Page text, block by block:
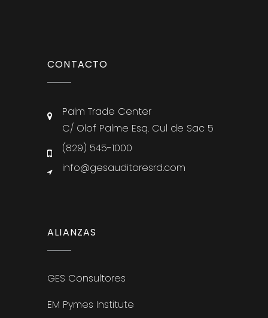
CONTACTO
Palm Trade Center
C/ Olof Palme Esq. Cul de Sac 5
(829) 545-1000
info@gesauditoresrd.com
ALIANZAS
GES Consultores
EM Pymes Institute